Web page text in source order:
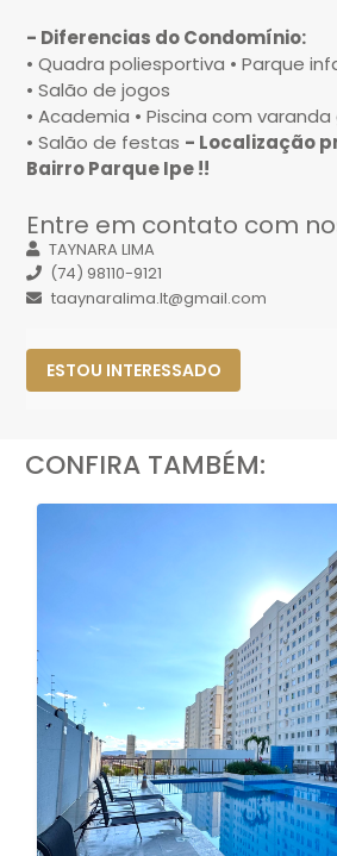
- Diferencias do Condomínio:
• Quadra poliesportiva • Parque
• Salão de jogos
• Academia • Piscina com
• Salão de festas - Localização
Bairro Parque Ipe !!
Entre em contato com
TAYNARA LIMA
(74) 98110-9121
taaynaralima.lt@gmail.com
ESTOU INTERESSADO
CONFIRA TAMBÉM: